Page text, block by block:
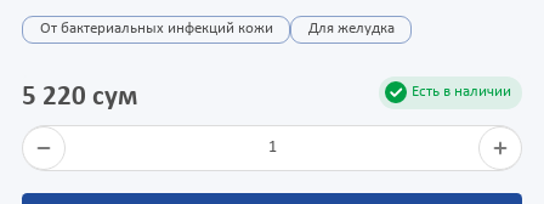
От бактериальных инфекций кожи Для желудка
Есть в наличии
5 220 сум
1